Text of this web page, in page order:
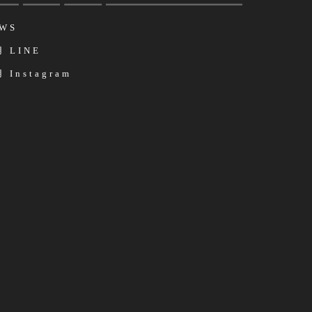
LINE
Instagram